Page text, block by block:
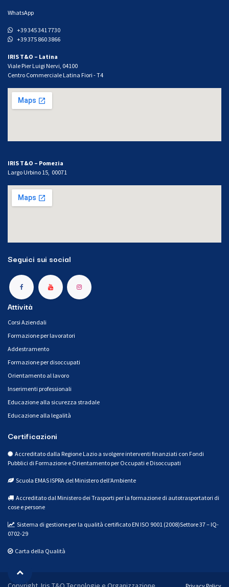
WhatsApp
+39 345 341 7730
+39 375 860 3866
IRIS T&O – Latina
Viale Pier Luigi Nervi, 04100
Centro Commerciale Latina Fiori - T4
IRIS T&O – Pomezia
Largo Urbino 15, 00071
Seguici sui social
Attività
Corsi Aziendali
Formazione per lavoratori
Addestramento
Formazione per disoccupati
Orientamento al lavoro
Inserimenti professionali
Educazione alla sicurezza stradale
Educazione alla legalità
Certificazioni
Accreditato dalla Regione Lazio a svolgere interventi finanziati con Fondi
Pubblici di Formazione e Orientamento per Occupati e Disoccupati
Scuola EMAS ISPRA del Ministero dell’Ambiente
Accreditato dal Ministero dei Trasporti per la formazione di autotrasportatori di
cose e persone
Sistema di gestione per la qualità certificato EN ISO 9001 (2008)Settore 37 – IQ-
0702-29
Carta della Qualità